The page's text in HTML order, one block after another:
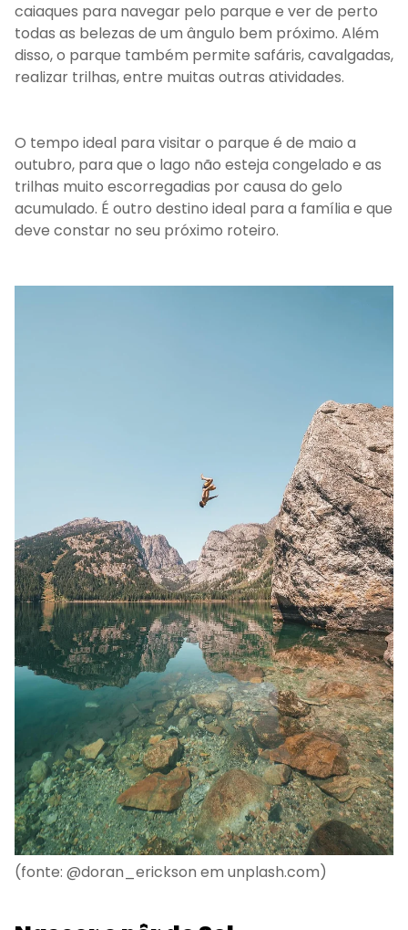
caiaques para navegar pelo parque e ver de perto
todas as belezas de um ângulo bem próximo. Além
disso, o parque também permite safáris, cavalgadas,
realizar trilhas, entre muitas outras atividades.
O tempo ideal para visitar o parque é de maio a
outubro, para que o lago não esteja congelado e as
trilhas muito escorregadias por causa do gelo
acumulado. É outro destino ideal para a família e que
deve constar no seu próximo roteiro.
(fonte: @doran_erickson em unplash.com)